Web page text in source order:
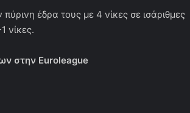
έδρα τους με 4 νίκες σε ισάριθμες
νίκες.
στην Euroleague